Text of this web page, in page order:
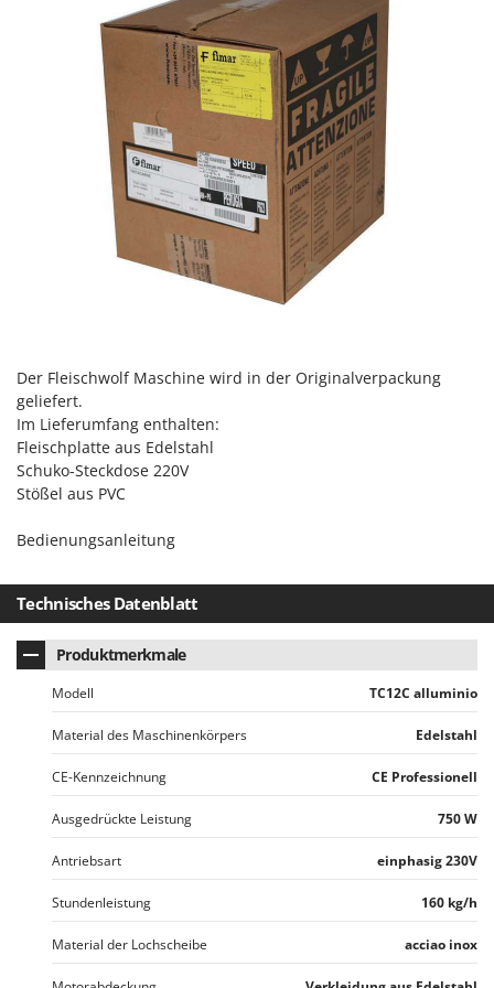
Reber
Redback
Resto Italia
Ribimex
Ripartrak
River Systems
Royal Food
Ryobi
S
S.T.P.
Santos
Sbaraglia
Seven Italy
Shark
Shindaiwa
Silky
Simatech
Sirman
Skil
Smartwood
Smeg
Snapper
Solidur
Spice Electronics
Der Fleischwolf Maschine wird in der Originalverpackung
geliefert.
Im Lieferumfang enthalten:
Fleischplatte aus Edelstahl
Schuko-Steckdose 220V
Stößel aus PVC
Bedienungsanleitung
Technisches Datenblatt
Produktmerkmale
Modell TC12C alluminio
Material des Maschinenkörpers Edelstahl
CE-Kennzeichnung CE Professionell
Ausgedrückte Leistung 750 W
Antriebsart einphasig 230V
Stundenleistung 160 kg/h
Material der Lochscheibe acciao inox